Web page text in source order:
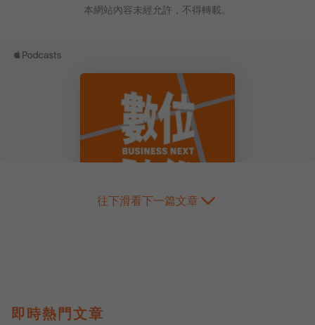
本網站內容未經允許，不得轉載。
往下滑看下一篇文章
即時熱門文章